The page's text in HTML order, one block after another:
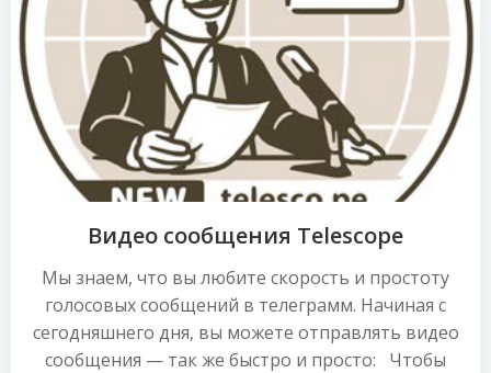
Видео сообщения Telescope
Мы знаем, что вы любите скорость и простоту
голосовых сообщений в телеграмм. Начиная с
сегодняшнего дня, вы можете отправлять видео
сообщения — так же быстро и просто: Чтобы